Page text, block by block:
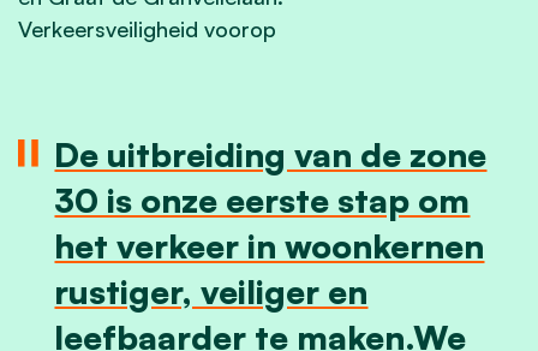
Verkeersveiligheid voorop
De uitbreiding van de zone
30 is onze eerste stap om
het verkeer in woonkernen
rustiger, veiliger en
leefbaarder te maken.We